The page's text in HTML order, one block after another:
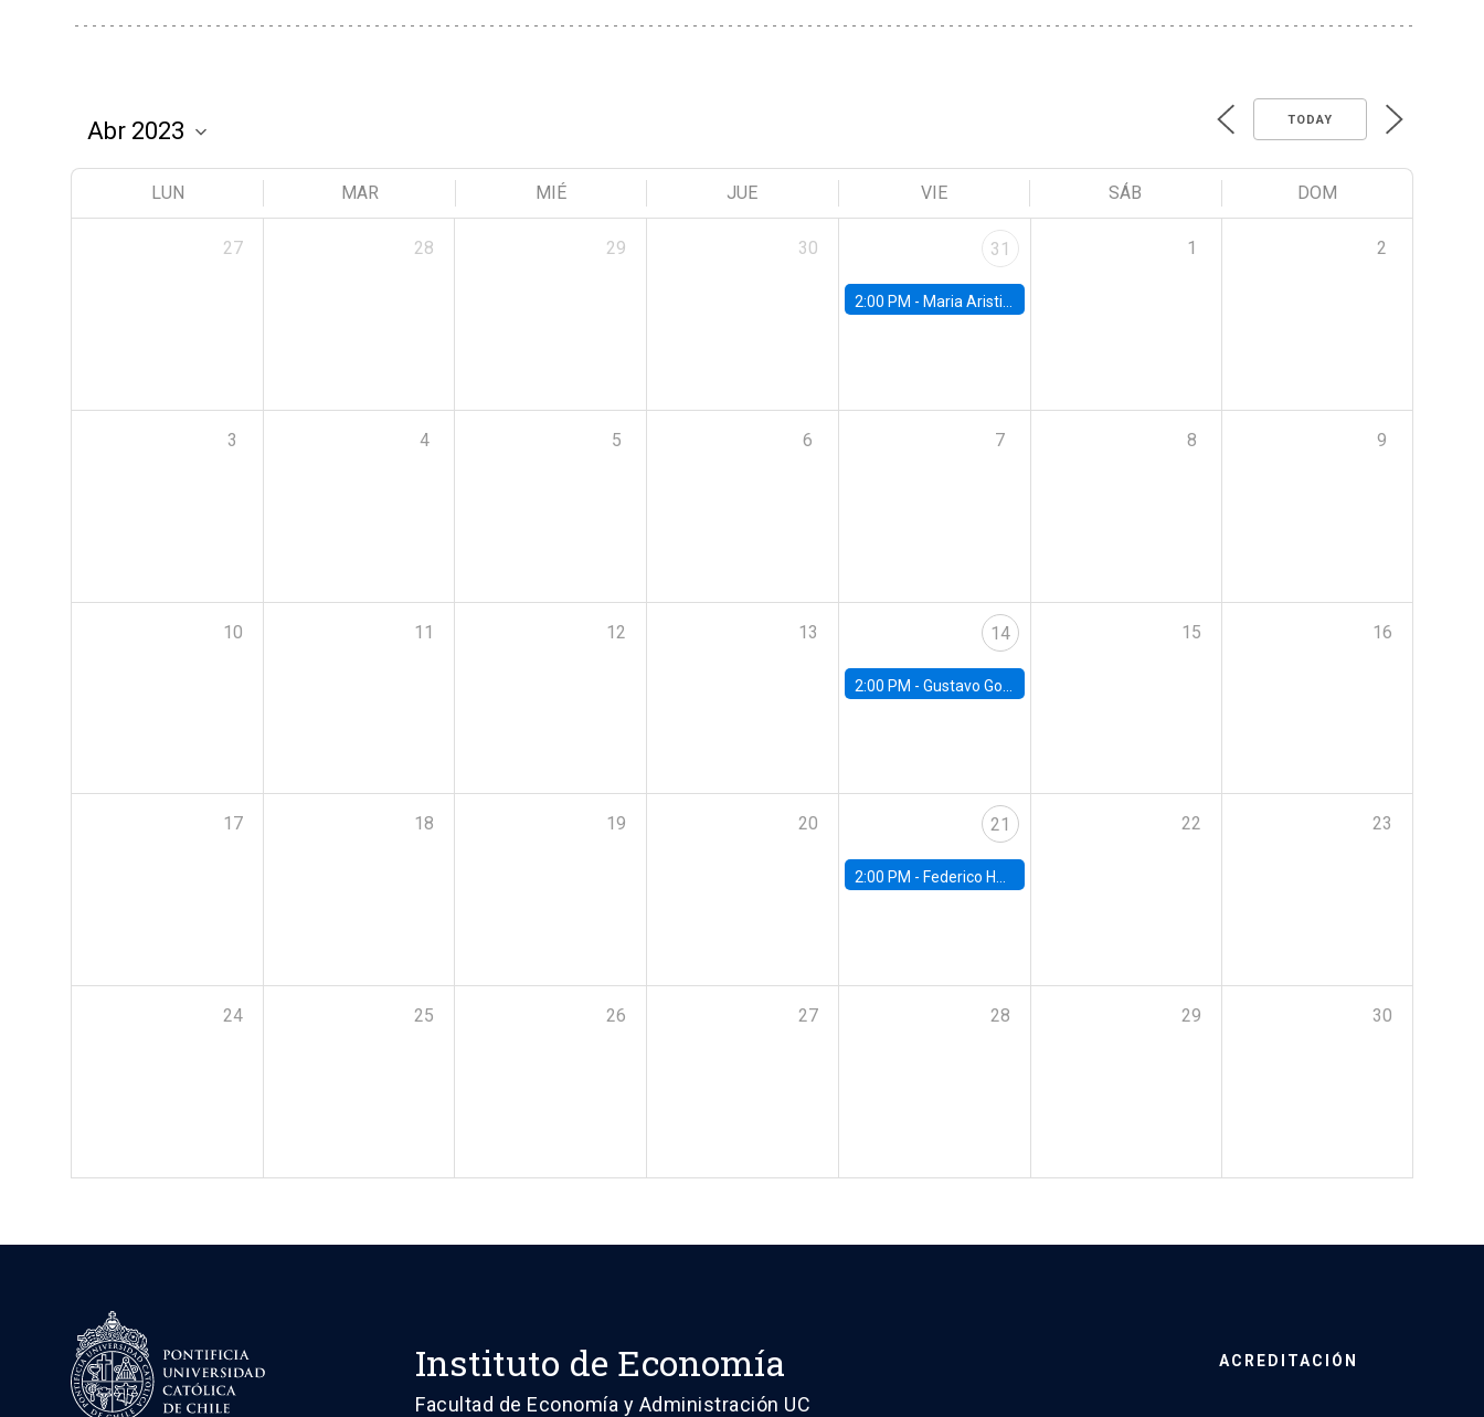
TODAY
LUN MAR MIÉ JUE VIE SÁB DOM
27 28 29 30 31
2:00 PM - Maria Aristizabal-Ramirez, FED Board
1 2
3 4 5 6 7 8 9
10 11 12 13 14
2:00 PM - Gustavo González - Banco Central de Chile
15 16
17 18 19 20 21
2:00 PM - Federico Huneeus - Banco Central de Chile
22 23
24 25 26 27 28 29 30
Instituto de Economía
Facultad de Economía y Administración UC
ACREDITACIÓN